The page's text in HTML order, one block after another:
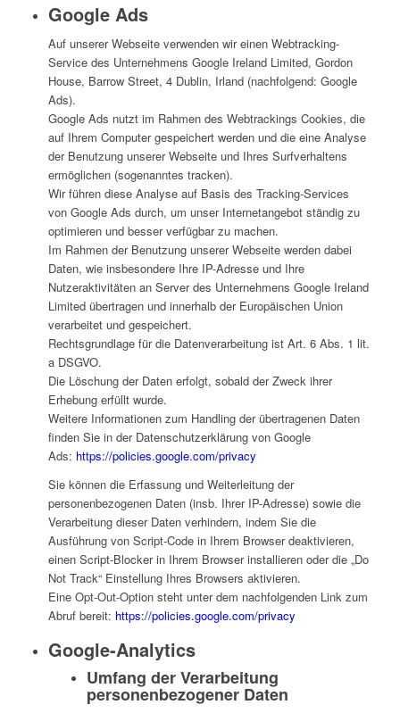
Google Ads
Auf unserer Webseite verwenden wir einen Webtracking-
Service des Unternehmens Google Ireland Limited, Gordon
House, Barrow Street, 4 Dublin, Irland (nachfolgend: Google
Ads).
Google Ads nutzt im Rahmen des Webtrackings Cookies, die
auf Ihrem Computer gespeichert werden und die eine Analyse
der Benutzung unserer Webseite und Ihres Surfverhaltens
ermöglichen (sogenanntes tracken).
Wir führen diese Analyse auf Basis des Tracking-Services
von Google Ads durch, um unser Internetangebot ständig zu
optimieren und besser verfügbar zu machen.
Im Rahmen der Benutzung unserer Webseite werden dabei
Daten, wie insbesondere Ihre IP-Adresse und Ihre
Nutzeraktivitäten an Server des Unternehmens Google Ireland
Limited übertragen und innerhalb der Europäischen Union
verarbeitet und gespeichert.
Rechtsgrundlage für die Datenverarbeitung ist Art. 6 Abs. 1 lit.
a DSGVO.
Die Löschung der Daten erfolgt, sobald der Zweck ihrer
Erhebung erfüllt wurde.
Weitere Informationen zum Handling der übertragenen Daten
finden Sie in der Datenschutzerklärung von Google
Ads: https://policies.google.com/privacy
Sie können die Erfassung und Weiterleitung der
personenbezogenen Daten (insb. Ihrer IP-Adresse) sowie die
Verarbeitung dieser Daten verhindern, indem Sie die
Ausführung von Script-Code in Ihrem Browser deaktivieren,
einen Script-Blocker in Ihrem Browser installieren oder die „Do
Not Track“ Einstellung Ihres Browsers aktivieren.
Eine Opt-Out-Option steht unter dem nachfolgenden Link zum
Abruf bereit: https://policies.google.com/privacy
Google-Analytics
Umfang der Verarbeitung
personenbezogener Daten